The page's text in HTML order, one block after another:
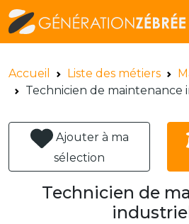
Accueil Liste des métiers
Technicien de maintenance
Ajouter à ma
sélection
Technicien de